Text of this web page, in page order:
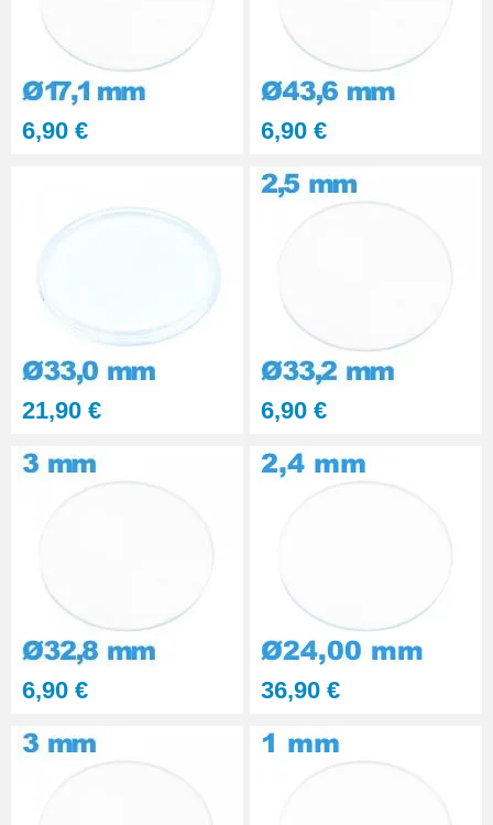
6,90 € 6,90 €
21,90 € 6,90 €
6,90 € 36,90 €